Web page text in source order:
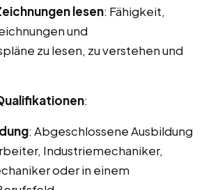
lesen: Fähigkeit,
und
zu lesen, zu verstehen und
:
: Abgeschlossene Ausbildung
Industriemechaniker,
oder in einem